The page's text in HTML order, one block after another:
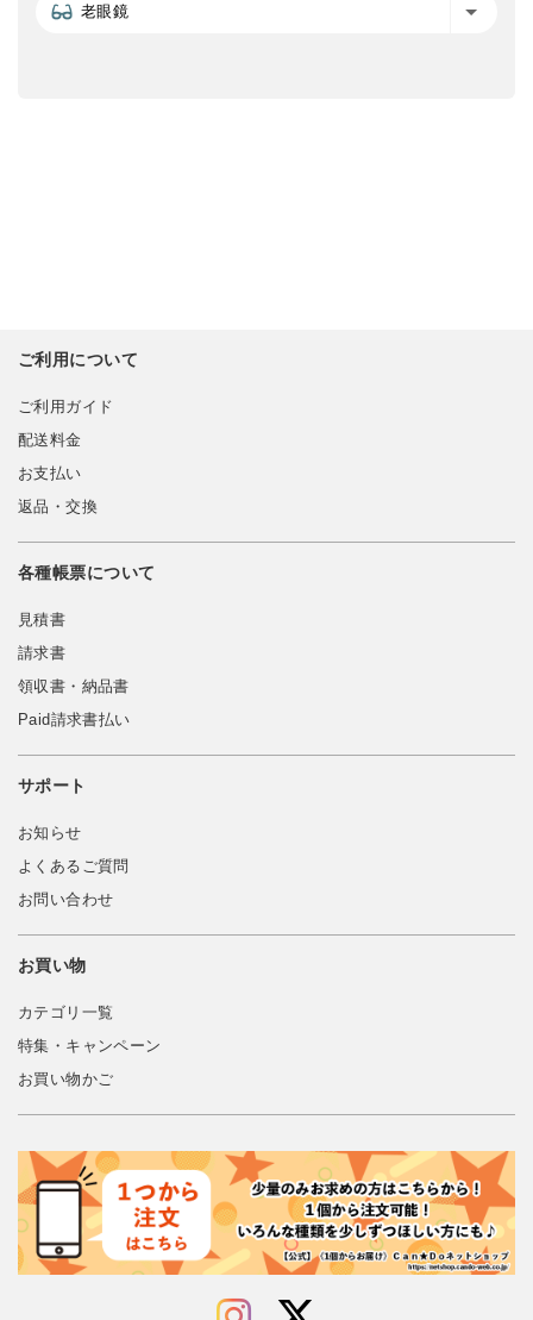
老眼鏡
ご利用について
ご利用ガイド
配送料金
お支払い
返品・交換
各種帳票について
見積書
請求書
領収書・納品書
Paid請求書払い
サポート
お知らせ
よくあるご質問
お問い合わせ
お買い物
カテゴリ一覧
特集・キャンペーン
お買い物かご